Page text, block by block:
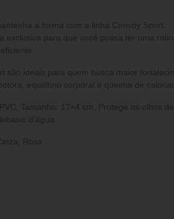
a forma com a linha Convoy Sport.
exclusiva para que você possa ter uma
são ideais para quem busca maior
equilíbrio corporal e queima de calorias.
Tamanho: 17×4 cm, Protege os olhos de
d’água.
Rosa